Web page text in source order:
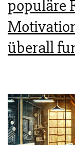
populäre
überall